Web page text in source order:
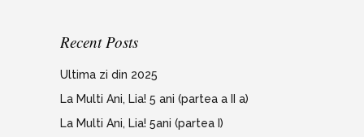
Recent Posts
Ultima zi din 2025
La Multi Ani, Lia! 5 ani (partea a II a)
La Multi Ani, Lia! 5ani (partea I)